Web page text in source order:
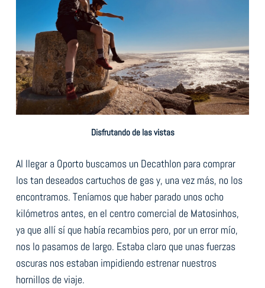
Disfrutando de las vistas
Al llegar a Oporto buscamos un Decathlon para comprar
los tan deseados cartuchos de gas y, una vez más, no los
encontramos. Teníamos que haber parado unos ocho
kilómetros antes, en el centro comercial de Matosinhos,
ya que allí sí que había recambios pero, por un error mío,
nos lo pasamos de largo. Estaba claro que unas fuerzas
oscuras nos estaban impidiendo estrenar nuestros
hornillos de viaje.